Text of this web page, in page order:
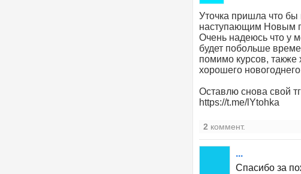
Уточка пришла что бы
наступающим Новым
Очень надеюсь что у
будет побольше
помимо курсов, также
хорошего
Оставлю снова свой
https://t.me/lYtohka
2 коммент.
...
Спасибо за